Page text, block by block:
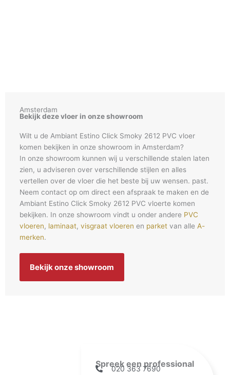
Amsterdam
Bekijk deze vloer in onze showroom
Wilt u de Ambiant Estino Click Smoky 2612 PVC vloer
komen bekijken in onze showroom in Amsterdam?
In onze showroom kunnen wij u verschillende stalen laten
zien, u adviseren over verschillende stijlen en alles
vertellen over de vloer die het beste bij uw wensen. past.
Neem contact op om direct een afspraak te maken en de
Ambiant Estino Click Smoky 2612 PVC vloerte komen
bekijken. In onze showroom vindt u onder andere PVC
vloeren, laminaat, visgraat vloeren en parket van alle A-
merken.
Bekijk onze showroom
Spreek een professional
020 363 7690